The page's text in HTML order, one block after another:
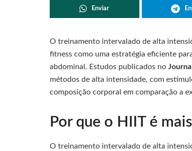
Enviar
O treinamento intervalado de alta
fitness como uma estratégia eficiente
abdominal. Estudos publicados no
métodos de alta intensidade, com
composição corporal em comparação a
Por que o HIIT é
O treinamento intervalado de alta